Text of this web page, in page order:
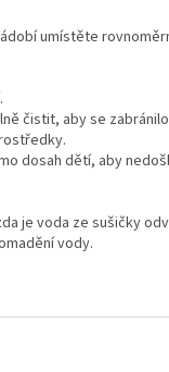
umístěte
čistit, aby se
dosah dětí, aby
je voda ze sušičky
vody.